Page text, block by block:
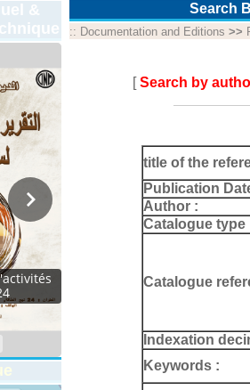
&
Search
:: Documentation and Editions >>
[Search by
title of the
Publication
Author :
Catalogue type
Catalogue
Indexation
Keywords :